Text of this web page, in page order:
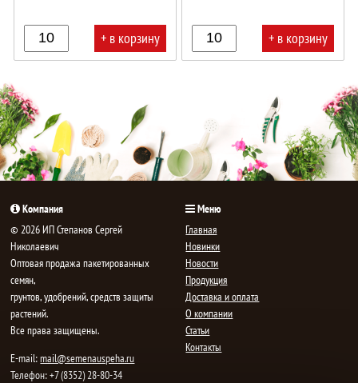
+ в корзину
корзине!
+ в корзину
Компания
© 2026 ИП Степанов Сергей
Николаевич
Oптовая продажа пакетированных
семян,
грунтов, удобрений, средств защиты
растений.
Все права защищены.
E-mail:mail@semenauspeha.ru
Телефон: +7 (8352) 28-80-34
Меню
Главная
Новинки
Новости
Продукция
Доставка и оплата
О компании
Статьи
Контакты